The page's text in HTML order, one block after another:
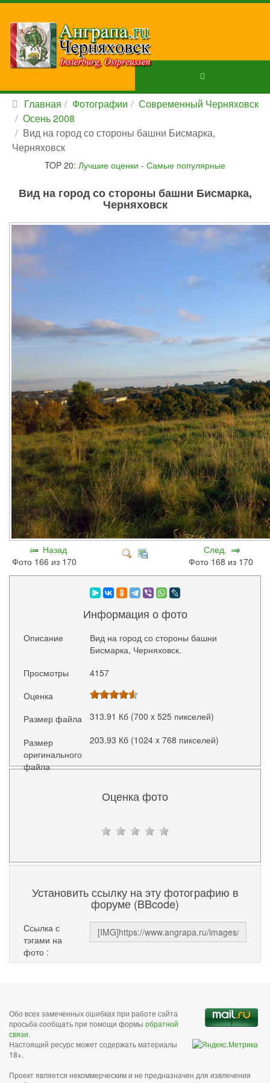
Главная Фотографии
Современный Черняховск
Осень 2008
Вид на город со стороны башни Бисмарка,
Черняховск
TOP 20: Лучшие оценки - Самые популярные
Вид на город со стороны башни Бисмарка,
Черняховск
Назад
Фото 166 из 170
След.
Фото 168 из 170
Информация о фото
Описание
Вид на город со стороны башни
Бисмарка, Черняховск.
Просмотры
4157
Оценка
Размер файла
313.91 Кб (700 x 525 пикселей)
Размер
оригинального
файла
203.93 Кб (1024 x 768 пикселей)
Оценка фото
Установить ссылку на эту фотографию в
форуме (BBcode)
Ссылка с
тэгами на
фото :
Обо всех замеченных ошибках при работе сайта
просьба сообщать при помощи формы обратной
связи.
Настоящий ресурс может содержать материалы
18+.
Проект является некоммерческим и не предназначен для извлечения